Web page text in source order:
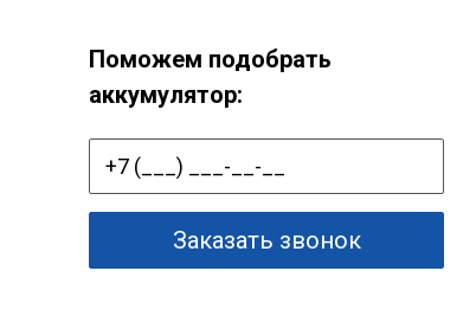
Поможем подобрать
аккумулятор:
Заказать звонок